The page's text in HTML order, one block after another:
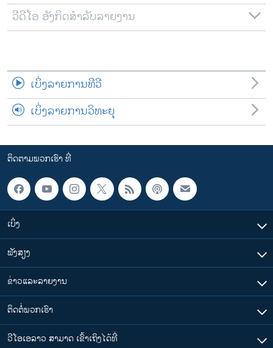
ວີດີໂອ ອັງກິດສຳລັບລາຍງານ
ເບິ່ງລາຍການທີວີ
ເບິ່ງລາຍການວິທະຍຸ
ຕິດຕາມພວກເຮົາ ທີ່
ເບິ່ງ
ຟັງສຽງ
ຂ່າວແລະລາຍງານ
ຕິດຕໍ່ພວກເຮົາ
ວີໂອເອລາວ ສາມາດ ເຂົ້າເຖິງໄດ້ທີ່